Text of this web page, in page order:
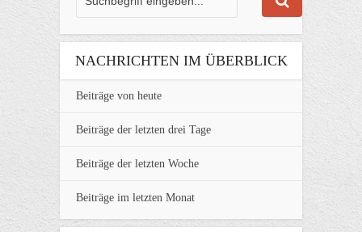
NACHRICHTEN IM ÜBERBLICK
Beiträge von heute
Beiträge der letzten drei Tage
Beiträge der letzten Woche
Beiträge im letzten Monat